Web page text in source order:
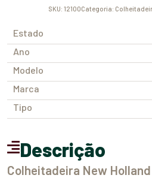
SKU: 12100 Categoria:
Estado
Ano
Modelo
Marca
Tipo
Descrição
Colheitadeira New